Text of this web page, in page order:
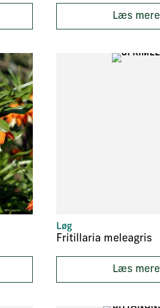
Læs mere
Løg
Fritillaria meleagris
Læs mere